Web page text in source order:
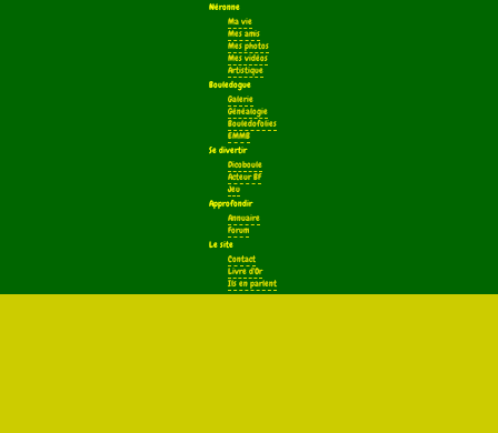
Néronne
Ma vie
Mes amis
Mes photos
Mes vidéos
Artistique
Bouledogue
Galerie
Généalogie
Bouledofolies
EMMB
Se divertir
Dicoboule
Acteur BF
Jeu
Approfondir
Annuaire
Forum
Le site
Contact
Livre d'Or
Ils en parlent